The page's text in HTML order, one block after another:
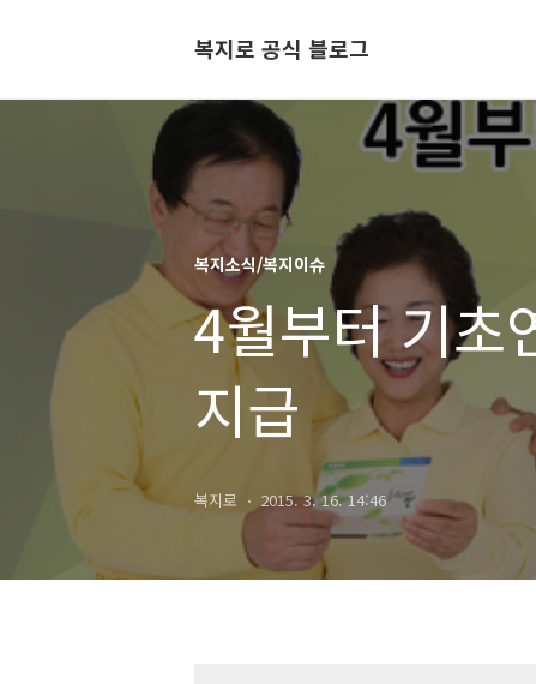
복지로 공식 블로그
복지소식/복지이슈
4월부터 기초
지급
복지로 2015. 3. 16. 14:46